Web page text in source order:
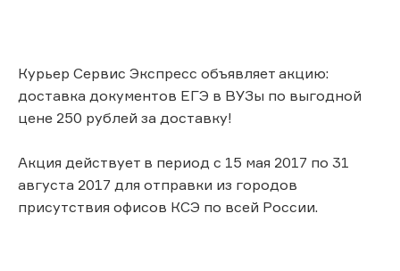
Курьер Сервис Экспресс объявляет акцию:
доставка документов ЕГЭ в ВУЗы по выгодной
цене 250 рублей за доставку!
Акция действует в период с 15 мая 2017 по 31
августа 2017 для отправки из городов
присутствия офисов КСЭ по всей России.